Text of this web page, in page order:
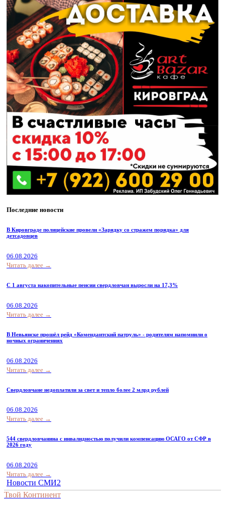
Последние новости
В Кировграде полицейские провели «Зарядку со стражем порядка» для
детсадовцев
06.08.2026
Читать далее →
С 1 августа накопительные пенсии свердловчан выросли на 17,3%
06.08.2026
Читать далее →
В Невьянске прошёл рейд «Комендантский патруль» - родителям напомнили о
ночных ограничениях
06.08.2026
Читать далее →
Свердловчане недоплатили за свет и тепло более 2 млрд рублей
06.08.2026
Читать далее →
544 свердловчанина с инвалидностью получили компенсацию ОСАГО от СФР в
2026 году
06.08.2026
Читать далее →
Новости СМИ2
Твой Континент